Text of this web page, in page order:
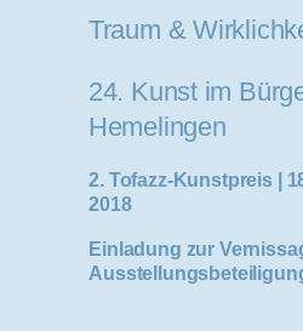
Traum &
24. Kunst im
Hemelingen
2. Tofazz-Kunstpreis |
2018
Einladung zur